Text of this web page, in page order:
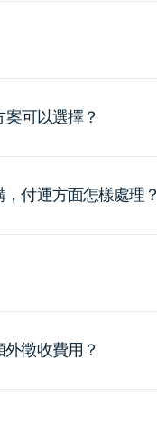
可以選擇？
付運方面怎樣處理？
徵收費用？